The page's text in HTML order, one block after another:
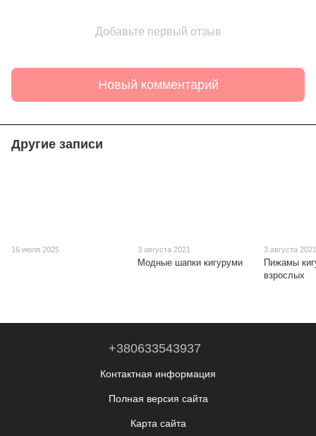
Добавьте первый отзыв
Новый комментарий
Другие записи
16 июля 2025 3 августа 2021
Модные шапки кигуруми
3 августа
Пижамы
взрослых
+380633543937
Контактная информация
Полная версия сайта
Карта сайта